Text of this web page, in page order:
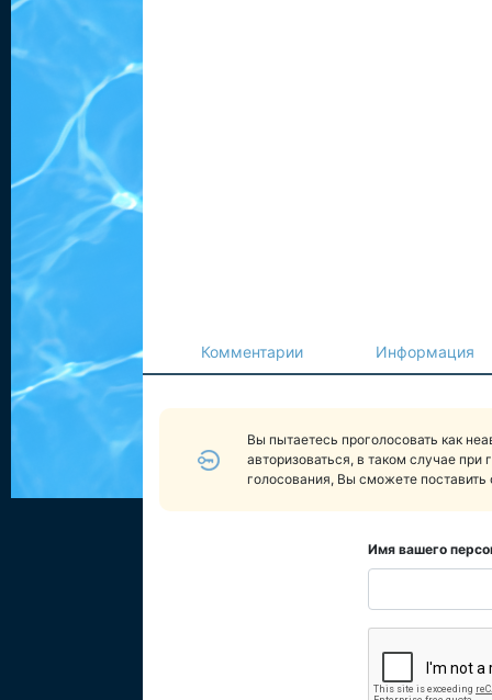
Комментарии Информация
Вы пытаетесь проголосовать как
авторизоваться, в таком случае при
голосования, Вы сможете поставить
Имя вашего